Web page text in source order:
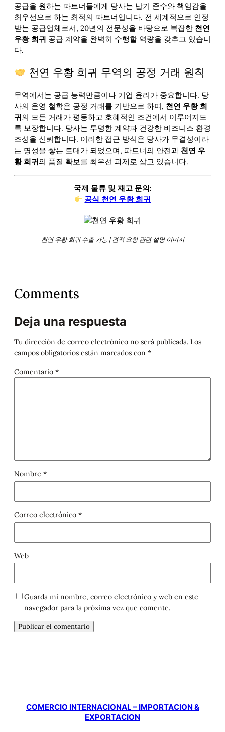
공급을 원하는 파트너들에게 당사는 납기 준수와 책임감을
최우선으로 하는 최적의 파트너입니다. 전 세계적으로 인정
받는 공급업체로서, 20년의 전문성을 바탕으로 복잡한 천연
우황 희귀 공급 계약을 완벽히 수행할 역량을 갖추고 있습니
다.
천연 우황 희귀 무역의 공정 거래 원칙
무역에서는 공급 능력만큼이나 기업 윤리가 중요합니다. 당
사의 운영 철학은 공정 거래를 기반으로 하며, 천연 우황 희
귀의 모든 거래가 평등하고 호혜적인 조건에서 이루어지도
록 보장합니다. 당사는 투명한 계약과 건강한 비즈니스 환경
조성을 신뢰합니다. 이러한 접근 방식은 당사가 무결성이라
는 명성을 쌓는 토대가 되었으며, 파트너의 안전과 천연 우
황 희귀의 품질 확보를 최우선 과제로 삼고 있습니다.
국제 물류 및 재고 문의:
공식 천연 우황 희귀
천연 우황 희귀 수출 가능 | 견적 요청 관련 설명 이미지
Comments
Deja una respuesta
Tu dirección de correo electrónico no será publicada. Los
campos obligatorios están marcados con *
Comentario *
Nombre *
Correo electrónico *
Web
Guarda mi nombre, correo electrónico y web en este
navegador para la próxima vez que comente.
COMERCIO INTERNACIONAL – IMPORTACION &
EXPORTACION